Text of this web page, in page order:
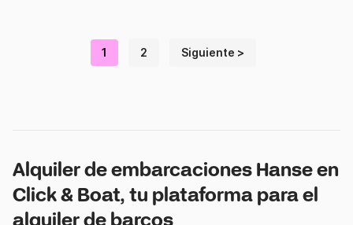
1 2 Siguiente >
Alquiler de embarcaciones Hanse en
Click & Boat, tu plataforma para el